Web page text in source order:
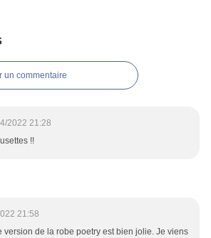
un commentaire
2022 21:28
!!
21:58
version de la robe poetry est bien jolie. Je viens